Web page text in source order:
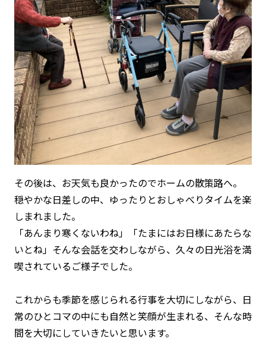
その後は、お天気も良かったのでホームの散策路へ。
穏やかな日差しの中、ゆったりとおしゃべりタイムを楽
しまれました。
「あんまり寒くないわね」「たまにはお日様にあたらな
いとね」そんな会話を交わしながら、久々の日光浴を満
喫されているご様子でした。
これからも季節を感じられる行事を大切にしながら、日
常のひとコマの中にも自然と笑顔が生まれる、そんな時
間を大切にしていきたいと思います。